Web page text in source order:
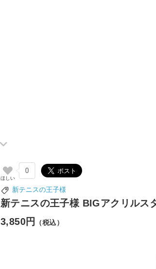
0
新テニスの王子様
新テニスの王子様 BIGアクリルス
3,850円
（税込）